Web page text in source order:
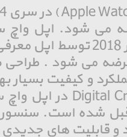
و 44 میلیمتر عرضه می
و کیفیت بسیار
قابلیت های جدیدی